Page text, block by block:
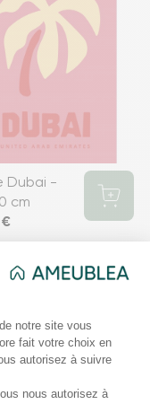
Dubai -
cm
favorite